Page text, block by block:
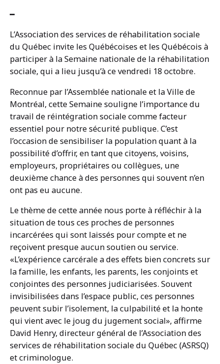
━
L’Association des services de réhabilitation sociale
du Québec invite les Québécoises et les Québécois à
participer à la Semaine nationale de la réhabilitation
sociale, qui a lieu jusqu’à ce vendredi 18 octobre.
Reconnue par l’Assemblée nationale et la Ville de
Montréal, cette Semaine souligne l’importance du
travail de réintégration sociale comme facteur
essentiel pour notre sécurité publique. C’est
l’occasion de sensibiliser la population quant à la
possibilité d’offrir, en tant que citoyens, voisins,
employeurs, propriétaires ou collègues, une
deuxième chance à des personnes qui souvent n’en
ont pas eu aucune.
Le thème de cette année nous porte à réfléchir à la
situation de tous ces proches de personnes
incarcérées qui sont laissés pour compte et ne
reçoivent presque aucun soutien ou service.
«L’expérience carcérale a des effets bien concrets sur
la famille, les enfants, les parents, les conjoints et
conjointes des personnes judiciarisées. Souvent
invisibilisées dans l’espace public, ces personnes
peuvent subir l’isolement, la culpabilité et la honte
qui vient avec le joug du jugement social», affirme
David Henry, directeur général de l’Association des
services de réhabilitation sociale du Québec (ASRSQ)
et criminologue.